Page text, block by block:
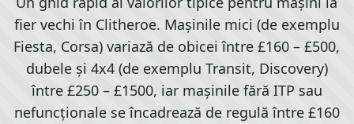
fier vechi în Clitheroe. Mașinile mici (de exemplu
Fiesta, Corsa) variază de obicei între £160 – £500,
dubele și 4x4 (de exemplu Transit, Discovery)
între £250 – £1500, iar mașinile fără ITP sau
nefuncționale se încadrează de regulă între £160